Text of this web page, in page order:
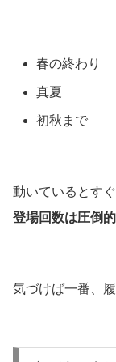
春の終わり
真夏
初秋まで
動いているとす
登場回数は圧倒
気づけば一番、